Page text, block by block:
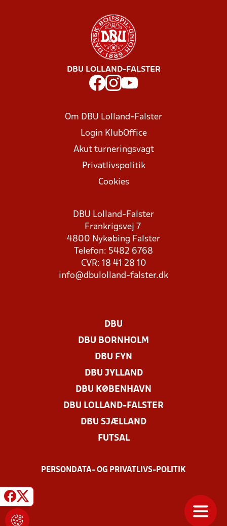
DBU LOLLAND-FALSTER
Om DBU Lolland-Falster
Login KlubOffice
Akut turneringsvagt
Privatlivspolitik
Cookies
DBU Lolland-Falster
Frankrigsvej 7
4800 Nykøbing Falster
Telefon: 5482 6768
CVR: 18 41 28 10
info@dbulolland-falster.dk
DBU
DBU BORNHOLM
DBU FYN
DBU JYLLAND
DBU KØBENHAVN
DBU LOLLAND-FALSTER
DBU SJÆLLAND
FUTSAL
PERSONDATA- OG PRIVATLIVS-POLITIK